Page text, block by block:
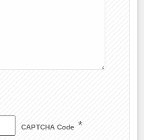
CAPTCHA Code *